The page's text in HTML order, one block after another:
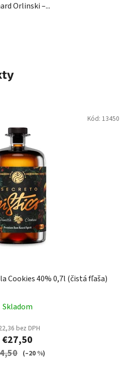
Orlinski –...
Cookies 40% 0,7l (čistá fľaša)
Skladom
bez DPH
€27,50
(–20 %)
Kód: 13450